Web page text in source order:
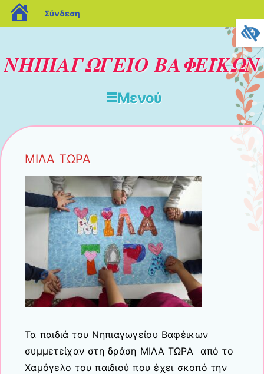
ΝΗΠΙΑΓΩΓΕΙΟ ΒΑΦΕΪΚΩΝ
Μενού
ΜΙΛΑ ΤΩΡΑ
Τα παιδιά του Νηπιαγωγείου Βαφέικων
συμμετείχαν στη δράση ΜΙΛΑ ΤΩΡΑαπό το
Χαμόγελο του παιδιού που έχει σκοπό την
blogs.sch.gr
Σύνδεση